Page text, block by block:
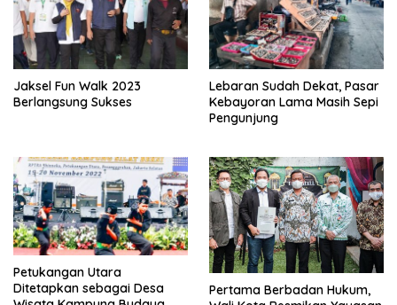
Jaksel Fun Walk 2023
Berlangsung Sukses
Lebaran Sudah Dekat, Pasar
Kebayoran Lama Masih Sepi
Pengunjung
Petukangan Utara
Ditetapkan sebagai Desa
Pertama Berbadan Hukum,